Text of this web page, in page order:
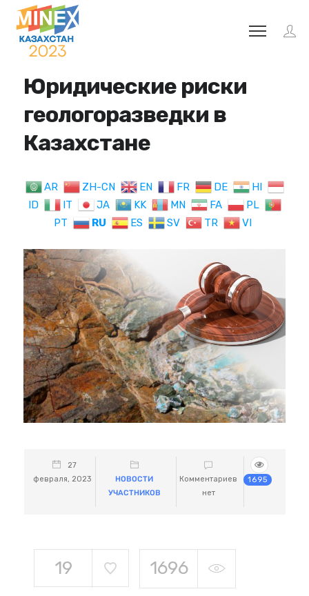
Юридические риски
геологоразведки в
Казахстане
AR ZH-CN EN FR DE
HI
ID
IT JA KK MN FA
PL
PT
RU ES SV TR VI
27
февраля, 2023
НОВОСТИ
УЧАСТНИКОВ
Комментариев
нет
1695
19 1696